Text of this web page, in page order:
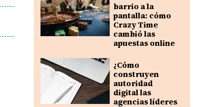
barrio a la
pantalla: cómo
Crazy Time
cambió las
apuestas online
¿Cómo
construyen
autoridad
digital las
agencias líderes